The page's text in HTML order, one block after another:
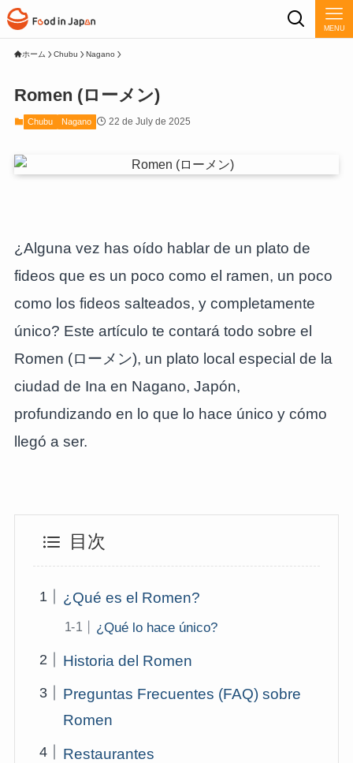
MENU
ホーム Chubu Nagano
Romen (ローメン)
Chubu Nagano 22 de July de 2025
¿Alguna vez has oído hablar de un plato de
fideos que es un poco como el ramen, un poco
como los fideos salteados, y completamente
único? Este artículo te contará todo sobre el
Romen (ローメン), un plato local especial de la
ciudad de Ina en Nagano, Japón,
profundizando en lo que lo hace único y cómo
llegó a ser.
目次
¿Qué es el Romen?
¿Qué lo hace único?
Historia del Romen
Preguntas Frecuentes (FAQ) sobre
Romen
Restaurantes